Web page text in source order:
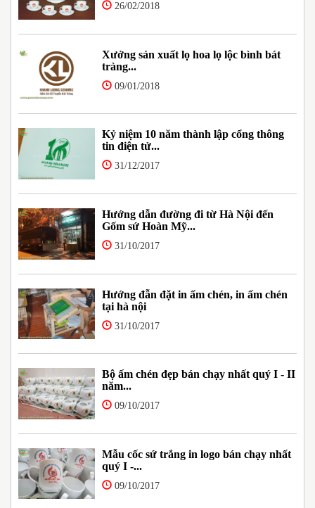
26/02/2018
Xưởng sản xuất lọ hoa lọ lộc bình bát
tràng...
09/01/2018
Kỷ niệm 10 năm thành lập cổng thông
tin điện tử...
31/12/2017
Hướng dẫn đường đi từ Hà Nội đến
Gốm sứ Hoàn Mỹ...
31/10/2017
Hướng đẫn đặt in ấm chén, in ấm chén
tại hà nội
31/10/2017
Bộ ấm chén đẹp bán chạy nhất quý I - II
năm...
09/10/2017
Mẫu cốc sứ trắng in logo bán chạy nhất
quý I -...
09/10/2017